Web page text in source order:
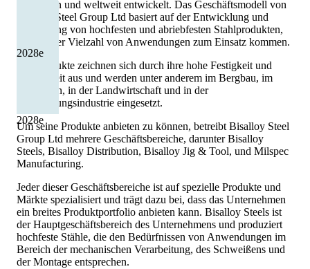
2028e
2028e
Australien und weltweit entwickelt. Das Geschäftsmodell von
Bisalloy Steel Group Ltd basiert auf der Entwicklung und
Herstellung von hochfesten und abriebfesten Stahlprodukten,
die in einer Vielzahl von Anwendungen zum Einsatz kommen.
Die Produkte zeichnen sich durch ihre hohe Festigkeit und
Haltbarkeit aus und werden unter anderem im Bergbau, im
Bauwesen, in der Landwirtschaft und in der
Verteidigungsindustrie eingesetzt.
Um seine Produkte anbieten zu können, betreibt Bisalloy Steel
Group Ltd mehrere Geschäftsbereiche, darunter Bisalloy
Steels, Bisalloy Distribution, Bisalloy Jig & Tool, und Milspec
Manufacturing.
Jeder dieser Geschäftsbereiche ist auf spezielle Produkte und
Märkte spezialisiert und trägt dazu bei, dass das Unternehmen
ein breites Produktportfolio anbieten kann. Bisalloy Steels ist
der Hauptgeschäftsbereich des Unternehmens und produziert
hochfeste Stähle, die den Bedürfnissen von Anwendungen im
Bereich der mechanischen Verarbeitung, des Schweißens und
der Montage entsprechen.